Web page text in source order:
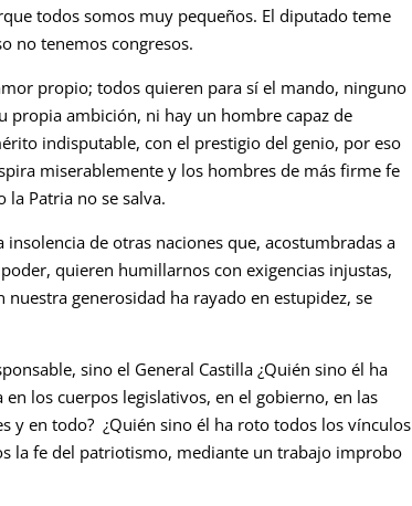
todos somos muy pequeños. El diputado teme
no tenemos congresos.
propio; todos quieren para sí el mando, ninguno
propia ambición, ni hay un hombre capaz de
indisputable, con el prestigio del genio, por eso
miserablemente y los hombres de más firme fe
Patria no se salva.
de otras naciones que, acostumbradas a
quieren humillarnos con exigencias injustas,
generosidad ha rayado en estupidez, se
sino el General Castilla ¿Quién sino él ha
los cuerpos legislativos, en el gobierno, en las
y en todo? ¿Quién sino él ha roto todos los vínculos
la fe del patriotismo, mediante un trabajo improbo